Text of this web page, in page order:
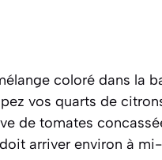
coloré dans la
vos quarts de
de tomates
arriver environ à